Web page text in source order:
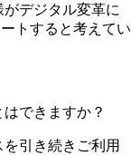
デジタル変革に
トすると考えてい
できますか？
引き続きご利用